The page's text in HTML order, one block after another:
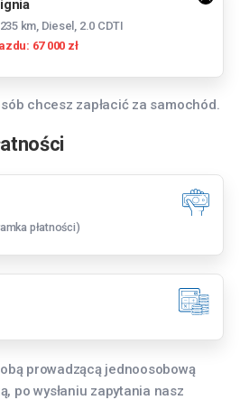
km, Diesel, 2.0 CDTI
67 000 zł
chcesz zapłacić za samochód.
płatności)
prowadzącą jednoosobową
po wysłaniu zapytania nasz
040 Bielany Wrocławskie
85-752 Bydgoszcz